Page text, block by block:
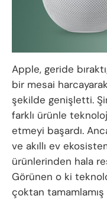
Apple, geride
bir mesai
şekilde genişletti.
farklı ürünle
etmeyi başardı.
ve akıllı ev
ürünlerinden hala
Görünen o ki
çoktan tamamlamış